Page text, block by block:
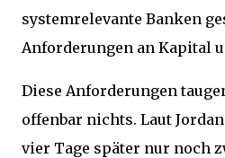
systemrelevante Banken
Anforderungen an Kapital
Diese Anforderungen
offenbar nichts. Laut
vier Tage später nur noch